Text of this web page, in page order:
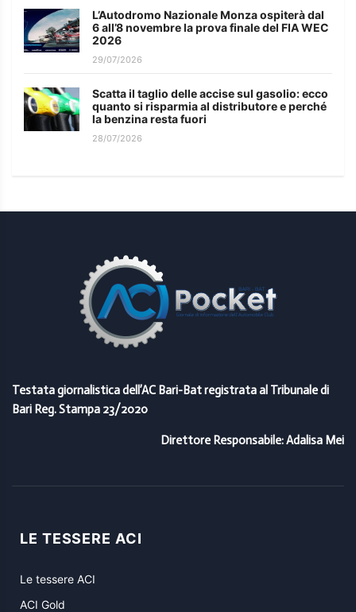
L’Autodromo Nazionale Monza ospiterà dal
6 all’8 novembre la prova finale del FIA WEC
2026
29/07/2026
Scatta il taglio delle accise sul gasolio: ecco
quanto si risparmia al distributore e perché
la benzina resta fuori
28/07/2026
Testata giornalistica dell’AC Bari-Bat registrata al Tribunale di
Bari Reg. Stampa 23/2020
Direttore Responsabile: Adalisa Mei
LE TESSERE ACI
Le tessere ACI
ACI Gold